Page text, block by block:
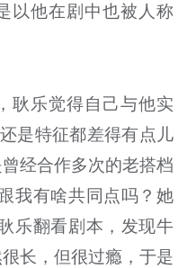
以他在剧中也被人称
耿乐觉得自己与他实
是特征都差得有点儿
经合作多次的老搭档
我有啥共同点吗？她
乐翻看剧本，发现牛
长，但很过瘾，于是